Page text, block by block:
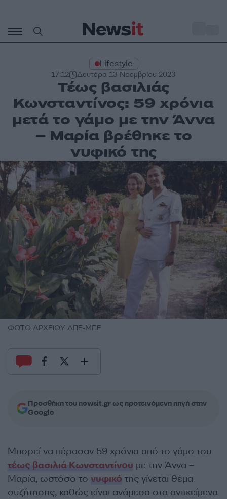
περιεχόμενο
Lifestyle
17:12 Δευτέρα 13 Νοεμβρίου 2023
Τέως βασιλιάς
Κωνσταντίνος: 59 χρόνια
μετά το γάμο με την Άννα
– Μαρία βρέθηκε το
νυφικό της
ΦΩΤΟ ΑΡΧΕΙΟΥ ΑΠΕ-ΜΠΕ
Προσθήκη του newsit.gr ως προτεινόμενη πηγή στην
Google
Μπορεί να πέρασαν 59 χρόνια από το γάμο του
τέως βασιλιά Κωνσταντίνου με την Άννα –
Μαρία, ωστόσο το νυφικό της γίνεται θέμα
συζήτησης, καθώς είναι ανάμεσα στα αντικείμενα